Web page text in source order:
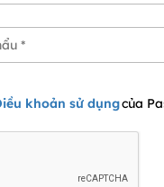
khoản sử dụngcủa